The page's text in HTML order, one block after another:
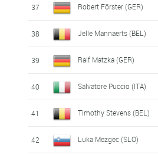
37 Robert Förster (GER)
38 Jelle Mannaerts (BEL)
39 Ralf Matzka (GER)
40 Salvatore Puccio (ITA)
41 Timothy Stevens (BEL)
42 Luka Mezgec (SLO)